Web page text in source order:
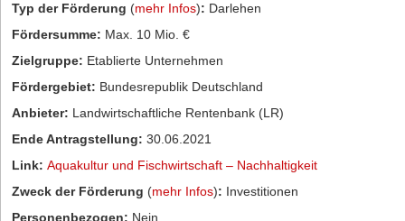
Typ der Förderung (mehr Infos): Darlehen
Fördersumme: Max. 10 Mio. €
Zielgruppe: Etablierte Unternehmen
Fördergebiet: Bundesrepublik Deutschland
Anbieter: Landwirtschaftliche Rentenbank (LR)
Ende Antragstellung: 30.06.2021
Link: Aquakultur und Fischwirtschaft – Nachhaltigkeit
Zweck der Förderung (mehr Infos): Investitionen
Personenbezogen: Nein